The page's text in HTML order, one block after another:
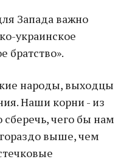
Запада важно
украинское
братство».
народы, выходцы
Наши корни - из
сберечь, чего бы нам
выше, чем